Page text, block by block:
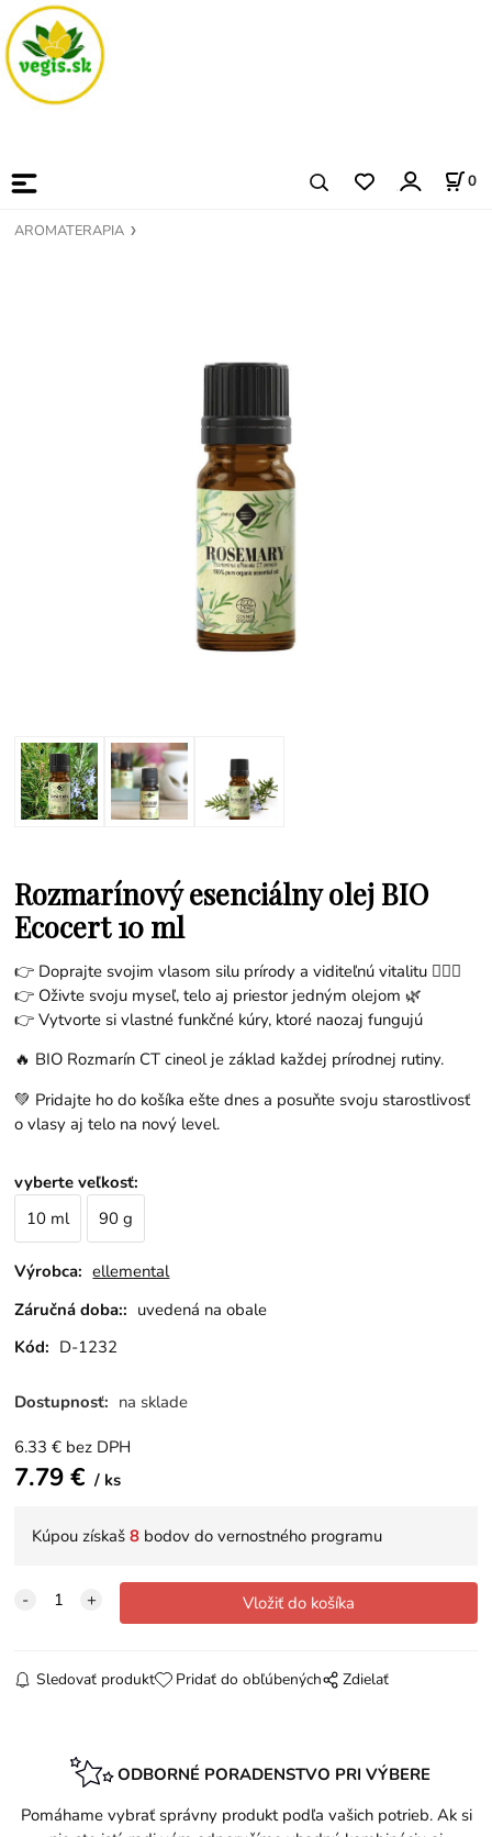
0
AROMATERAPIA
Rozmarínový esenciálny olej BIO
Ecocert 10 ml
👉 Doprajte svojim vlasom silu prírody a viditeľnú vitalitu 💇‍♀️✨
👉 Oživte svoju myseľ, telo aj priestor jedným olejom 🌿
👉 Vytvorte si vlastné funkčné kúry, ktoré naozaj fungujú
🔥 BIO Rozmarín CT cineol je základ každej prírodnej rutiny.
💚 Pridajte ho do košíka ešte dnes a posuňte svoju starostlivosť
o vlasy aj telo na nový level.
vyberte veľkosť:
10 ml
90 g
Výrobca: ellemental
Záručná doba:: uvedená na obale
Kód: D-1232
Dostupnosť: na sklade
6.33 € bez DPH
7.79€ ks
Kúpou získaš8 bodov do vernostného programu
Sledovať produkt Pridať do obľúbených Zdielať
ODBORNÉ PORADENSTVO PRI VÝBERE
Pomáhame vybrať správny produkt podľa vašich potrieb. Ak si